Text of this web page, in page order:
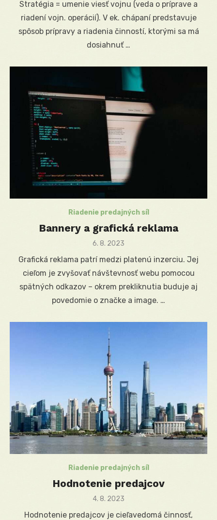
Stratégia = umenie viesť vojnu (veda o príprave a
riadení vojn. operácií). V ek. chápaní predstavuje
spôsob prípravy a riadenia činností, ktorými sa má
dosiahnuť …
Riadenie predajných síl
Bannery a grafická reklama
Posted
6. 8. 2023
Grafická reklama patrí medzi platenú inzerciu. Jej
cieľom je zvyšovať návštevnosť webu pomocou
spätných odkazov – okrem prekliknutia buduje aj
povedomie o značke a image. …
Riadenie predajných síl
Hodnotenie predajcov
Posted
4. 8. 2023
Hodnotenie predajcov je cieľavedomá činnosť,